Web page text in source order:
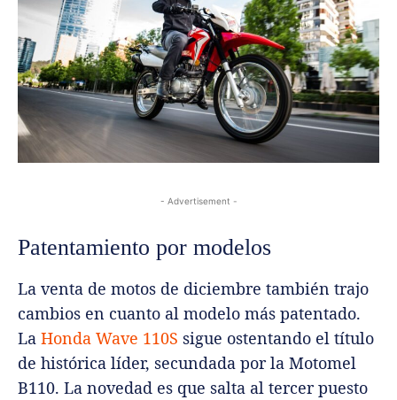
- Advertisement -
Patentamiento por modelos
La venta de motos de diciembre también trajo
cambios en cuanto al modelo más patentado.
La Honda Wave 110S sigue ostentando el título
de histórica líder, secundada por la Motomel
B110. La novedad es que salta al tercer puesto